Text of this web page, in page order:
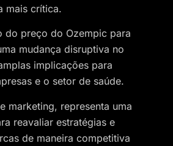
mais crítica.
do preço do Ozempic para
mudança disruptiva no
implicações para
e o setor de saúde.
marketing, representa uma
reavaliar estratégias e
de maneira competitiva